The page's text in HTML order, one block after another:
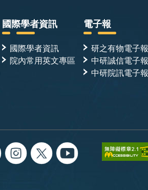
國際學者資訊
國際學者資訊
院內常用英文專區
電子報
研之有物電子報
中研誠信電子報
中研院訊電子報